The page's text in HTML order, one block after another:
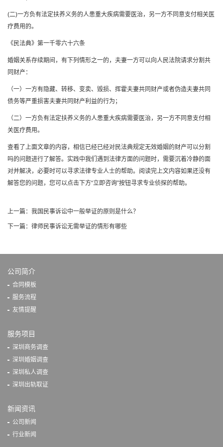
(二)一方负有法定扶养义务的人患重大疾病需要医治，另一方不同意支付相关医
疗费用的。
《民法典》第一千零六十六条
婚姻关系存续期间，有下列情形之一的，夫妻一方可以向人民法院请求分割共
同财产：
（一）一方有隐藏、转移、变卖、毁损、挥霍夫妻共同财产或者伪造夫妻共同
债务等严重损害夫妻共同财产利益的行为；
（二）一方负有法定扶养义务的人患重大疾病需要医治，另一方不同意支付相
关医疗费用。
查看了上面文章的内容，相信已经已经对民法典规定无效婚姻的财产可以分割
吗的问题进行了解答。实践中我们遇到法律方面的问题时，需要沉着冷静的面
对并解决，必要时可以寻求法律专业人士的帮助。阅读完上文内容如果还没有
解答您的问题，您可以点击下方“立即咨询”按钮寻求专业侦探的帮助。
上一篇： 我国民事诉讼中一般举证的原则是什么？
下一篇： 律师民事诉讼无需举证的情形有哪些
公司简介
合同模板
服务流程
友情提醒
服务项目
深圳商务调查
深圳婚姻调查
深圳私人调查
深圳出轨取证
新闻资讯
公司新闻
行业新闻